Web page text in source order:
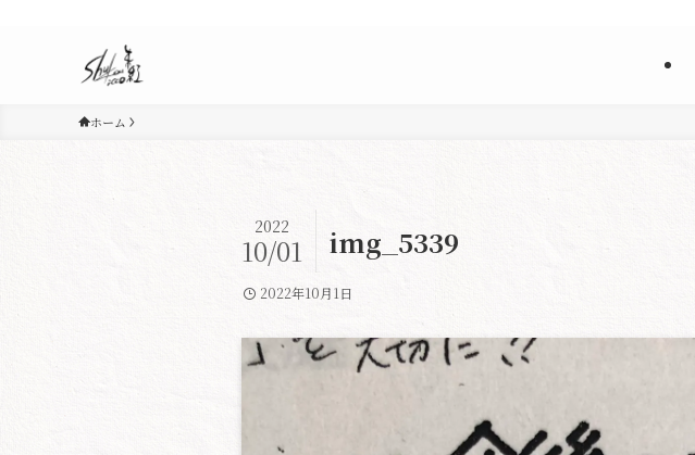
ホーム
img_5339
2022
10/01
2022年10月1日